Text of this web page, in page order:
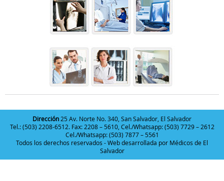
Dirección 25 Av. Norte No. 340, San Salvador, El Salvador
Tel.: (503) 2208-6512. Fax: 2208 – 5610, Cel./Whatsapp: (503) 7729 – 2612
Cel./Whatsapp: (503) 7877 – 5561
Todos los derechos reservados - Web desarrollada por Médicos de El
Salvador